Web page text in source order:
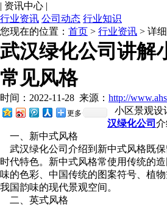
| 资讯中心 |
行业资讯 公司动态 行业知识
您现在的位置： 首页 > 行业资讯 > 详
武汉绿化公司讲解
常见风格
时间：2022-11-28 来源： http://
更多 小区景观设计
汉绿化公司 介
一、新中式风格
武汉绿化公司介绍到新中式风格既
时代特色。新中式风格常使用传统的造
味的色彩、中国传统的图案符号、
我国韵味的现代景观空间。
二、英式风格